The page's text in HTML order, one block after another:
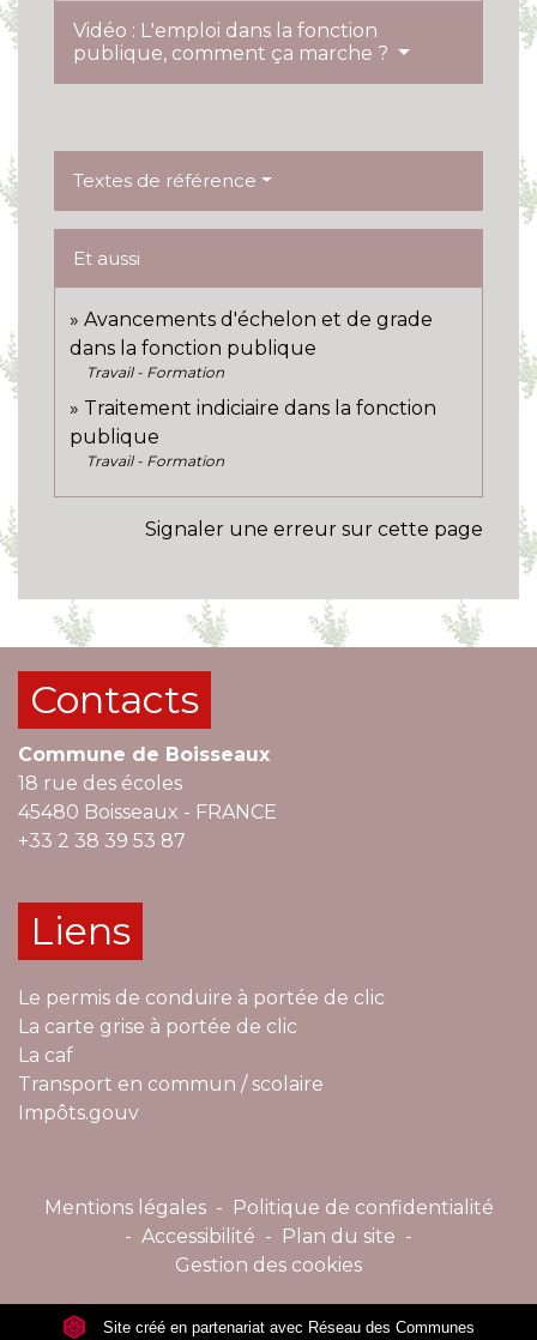
Vidéo : L'emploi dans la fonction
publique, comment ça marche ?
Textes de référence
Et aussi
Avancements d'échelon et de grade
dans la fonction publique
Travail - Formation
Traitement indiciaire dans la fonction
publique
Travail - Formation
Signaler une erreur sur cette page
Contacts
Commune de Boisseaux
18 rue des écoles
45480 Boisseaux - FRANCE
+33 2 38 39 53 87
Liens
Le permis de conduire à portée de clic
La carte grise à portée de clic
La caf
Transport en commun / scolaire
Impôts.gouv
Mentions légales - Politique de confidentialité
- Accessibilité - Plan du site -
Gestion des cookies
Site créé en partenariat avec Réseau des Communes